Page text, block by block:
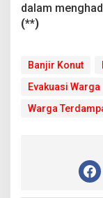
dalam
(**)
Banjir Konut
Evakuasi Warga
Warga